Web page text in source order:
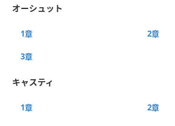
オーシュット
1章 2章
3章
キャスティ
1章 2章